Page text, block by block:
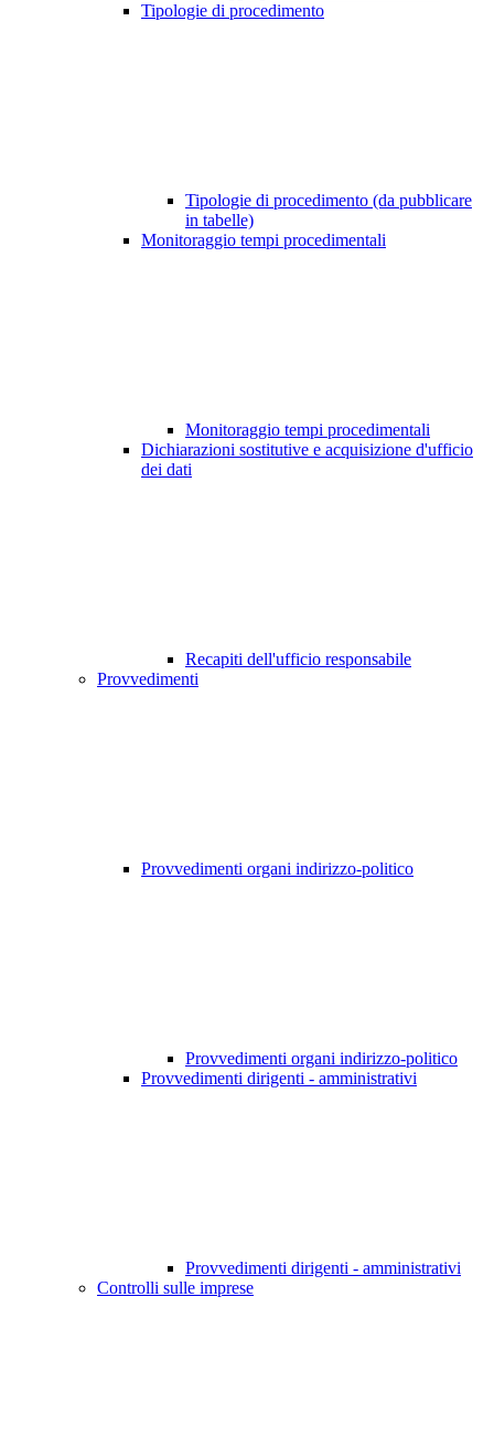
Tipologie di procedimento
Tipologie di procedimento (da pubblicare
in tabelle)
Monitoraggio tempi procedimentali
Monitoraggio tempi procedimentali
Dichiarazioni sostitutive e acquisizione d'ufficio
dei dati
Recapiti dell'ufficio responsabile
Provvedimenti
Provvedimenti organi indirizzo-politico
Provvedimenti organi indirizzo-politico
Provvedimenti dirigenti - amministrativi
Provvedimenti dirigenti - amministrativi
Controlli sulle imprese